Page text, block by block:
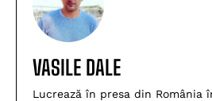
VASILE DALE
Lucrează în presa din România